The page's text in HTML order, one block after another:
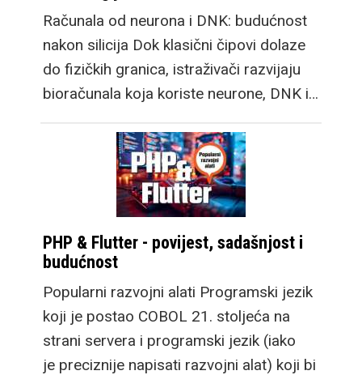
Računala od neurona i DNK: budućnost
nakon silicija Dok klasični čipovi dolaze
do fizičkih granica, istraživači razvijaju
bioračunala koja koriste neurone, DNK i…
PHP & Flutter - povijest, sadašnjost i
budućnost
Popularni razvojni alati Programski jezik
koji je postao COBOL 21. stoljeća na
strani servera i programski jezik (iako
je preciznije napisati razvojni alat) koji bi